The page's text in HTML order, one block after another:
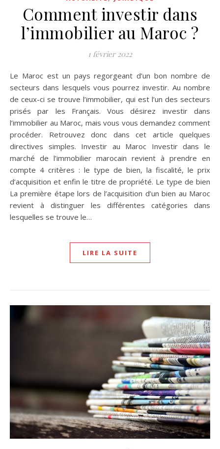
Comment investir dans
l’immobilier au Maroc ?
1 février 2022
Le Maroc est un pays regorgeant d’un bon nombre de
secteurs dans lesquels vous pourrez investir. Au nombre
de ceux-ci se trouve l’immobilier, qui est l’un des secteurs
prisés par les Français. Vous désirez investir dans
l’immobilier au Maroc, mais vous vous demandez comment
procéder. Retrouvez donc dans cet article quelques
directives simples. Investir au Maroc Investir dans le
marché de l’immobilier marocain revient à prendre en
compte 4 critères : le type de bien, la fiscalité, le prix
d’acquisition et enfin le titre de propriété. Le type de bien
La première étape lors de l’acquisition d’un bien au Maroc
revient à distinguer les différentes catégories dans
lesquelles se trouve le…
LIRE LA SUITE